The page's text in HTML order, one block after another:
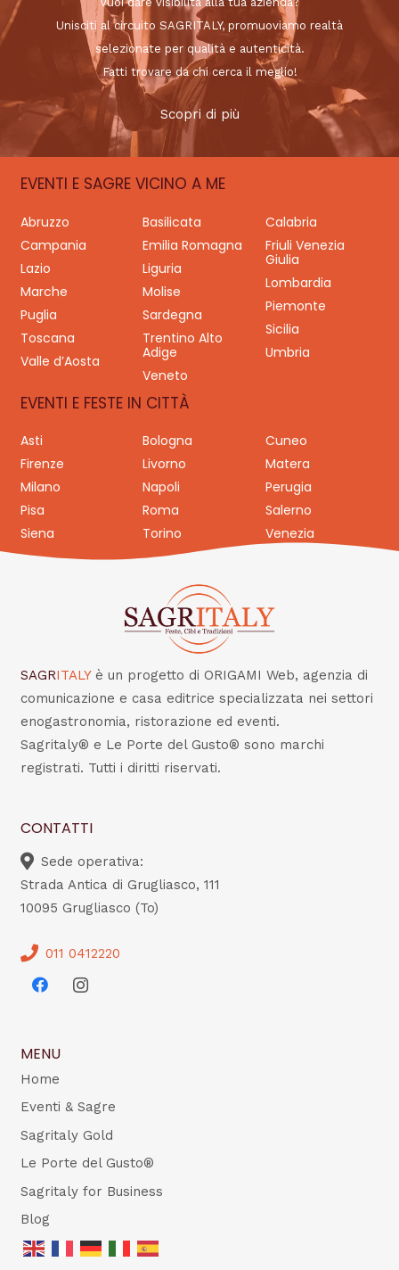
Unisciti al circuito SAGRITALY, promuoviamo realtà
selezionate per qualità e autenticità.
Fatti trovare da chi cerca il meglio!
Scopri di più
EVENTI E SAGRE VICINO A ME
Abruzzo Basilicata
Calabria
Campania
Emilia Romagna
Friuli Venezia
Giulia
Lazio
Liguria
Lombardia
Marche
Molise
Piemonte
Puglia
Sardegna
Sicilia
Toscana
Trentino Alto
Adige
Umbria
Valle d’Aosta
Veneto
EVENTI E FESTE IN CITTÀ
Asti Bologna
Cuneo
Firenze
Livorno
Matera
Milano
Napoli
Perugia
Pisa
Roma
Salerno
Siena
Torino Venezia
SAGRITALY è un progetto di ORIGAMI Web, agenzia di
comunicazione e casa editrice specializzata nei settori
enogastronomia, ristorazione ed eventi.
Sagritaly® e Le Porte del Gusto® sono marchi
registrati. Tutti i diritti riservati.
CONTATTI
Sede operativa:
Strada Antica di Grugliasco, 111
10095 Grugliasco (To)
011 0412220
MENU
Home
Eventi & Sagre
Sagritaly Gold
Le Porte del Gusto®
Sagritaly for Business
Blog